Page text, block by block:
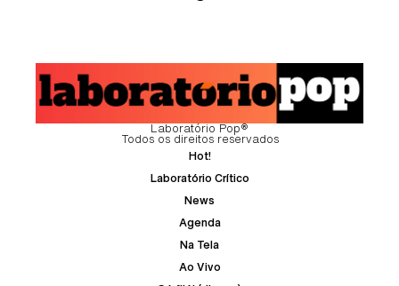
Laboratório Pop®
Todos os direitos reservados
Hot!
Laboratório Crítico
News
Agenda
Na Tela
Ao Vivo